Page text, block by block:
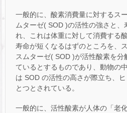
一般的に、酸素消費量に対するス
ムターゼ( SOD )の活性の強さと、
れ、これは体重に対して消費する
寿命が短くなるはずのところを、
スムターゼ( SOD )が活性酸素を分
ているとするものであり、動物の
は SOD の活性の高さが際立ち、
とつとされている。
一般的に、活性酸素が人体の「老